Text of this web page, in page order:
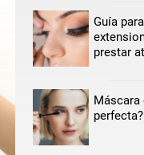
Guía
prestar
Máscara
perfecta?